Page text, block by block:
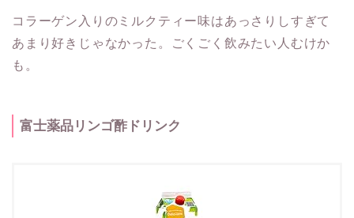
コラーゲン入りのミルクティー味はあっさりしすぎて
あまり好きじゃなかった。ごくごく飲みたい人むけか
も。
富士薬品リンゴ酢ドリンク